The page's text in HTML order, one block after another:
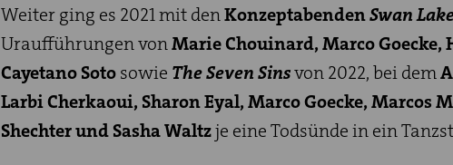
Weiter ging es 2021 mit denKonzeptabendenSwan
Uraufführungen vonMarie Chouinard, Marco Goecke,
Cayetano Sotosowie The Seven Sinsvon 2022, bei dem
Larbi Cherkaoui, Sharon Eyal, Marco Goecke, Marcos
Shechter und Sasha Waltzje eine Todsünde in ein